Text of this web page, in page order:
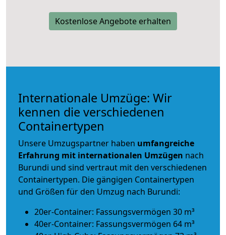
Kostenlose Angebote erhalten
Internationale Umzüge: Wir
kennen die verschiedenen
Containertypen
Unsere Umzugspartner haben umfangreiche
Erfahrung mit internationalen Umzügen nach
Burundi und sind vertraut mit den verschiedenen
Containertypen. Die gängigen Containertypen
und Größen für den Umzug nach Burundi:
20er-Container: Fassungsvermögen 30 m³
40er-Container: Fassungsvermögen 64 m³